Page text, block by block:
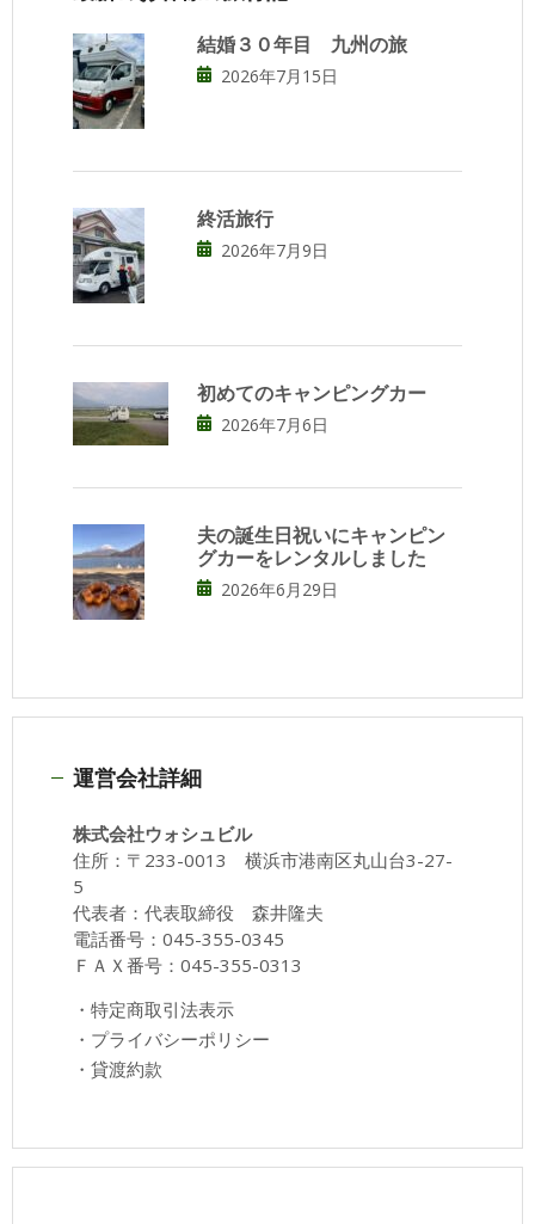
結婚３０年目 九州の旅
2026年7月15日
終活旅行
2026年7月9日
初めてのキャンピングカー
2026年7月6日
夫の誕生日祝いにキャンピン
グカーをレンタルしました
2026年6月29日
運営会社詳細
株式会社ウォシュビル
住所：〒233-0013 横浜市港南区丸山台3-27-
5
代表者：代表取締役 森井隆夫
電話番号：045-355-0345
ＦＡＸ番号：045-355-0313
・ 特定商取引法表示
・ プライバシーポリシー
・ 貸渡約款